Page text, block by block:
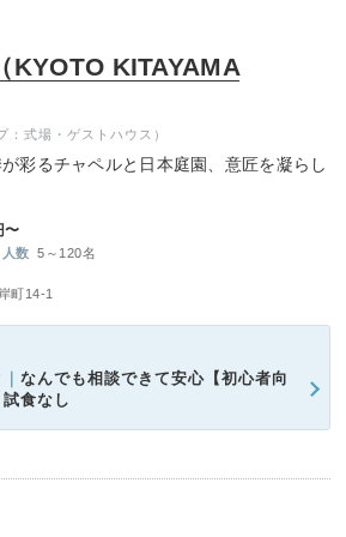
KYOTO KITAYAMA
彩るチャペルと日本庭園、意匠を凝らし
む意匠が奏でる透明感ある世界で「ハレ
続ける1日をお過ごしください。
：式場・ゲストハウス）
〜
人数 5～120名
町14-1
なんでも相談できて安心【初心者向
食なし